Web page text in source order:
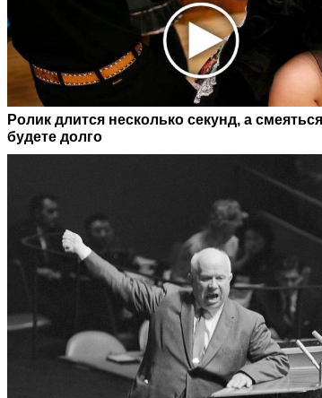
Ролик длится несколько секунд, а
будете долго